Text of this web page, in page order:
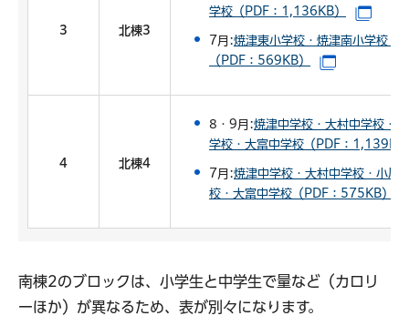
3 北棟3
学校（PDF：1,136KB）
7月:焼津東小学校・焼津南小学校・
（PDF：569KB）
4 北棟4
8・9月:焼津中学校・大村中学校・
学校・大富中学校（PDF：1,139KB
7月:焼津中学校・大村中学校・小川
校・大富中学校（PDF：575KB）
南棟2のブロックは、小学生と中学生で量など（カロリ
ーほか）が異なるため、表が別々になります。